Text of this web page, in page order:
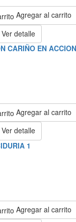
Agregar al carrito
Ver detalle
CARIÑO EN
Agregar al carrito
Ver detalle
1
Agregar al carrito